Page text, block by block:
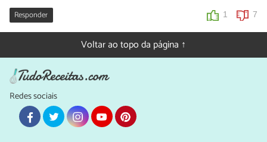
Responder 1 7
Voltar ao topo da página ↑
Redes sociais